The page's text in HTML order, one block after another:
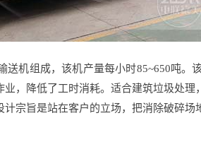
送机组成，该机产量每小时85~650吨。
，降低了工时消耗。适合建筑垃圾处理
宗旨是站在客户的立场，把消除破碎